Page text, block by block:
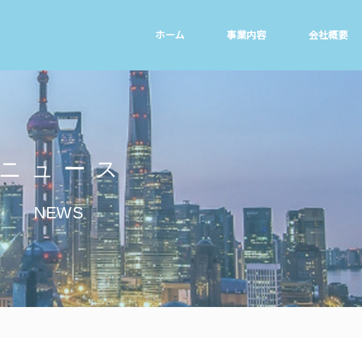
ホーム 事業内容 会社概要
ニュース
NEWS